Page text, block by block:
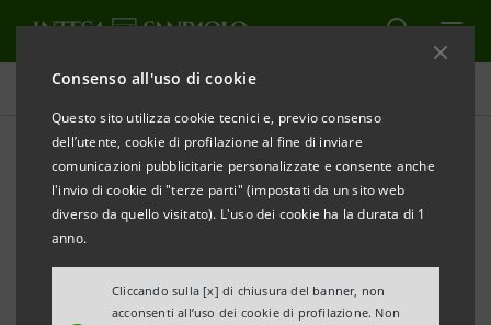
Consenso all'uso di cookie
Questo sito utilizza cookie tecnici e, previo consenso
dell’utente, cookie di profilazione al fine di inviare
comunicazioni pubblicitarie personalizzate e consente anche
l'invio di cookie di "terze parti" (impostati da un sito web
diverso da quello visitato). L'uso dei cookie ha la durata di 1
anno.
Cliccando sulla [x] di chiusura del banner, non
acconsenti all’uso dei cookie di profilazione. Non
Comunicati stampa
STAMPA AGGIORNA
GRUPPO INTESA SANPAOLO: OPERATIVA LEASINT
SPA, NATA DALL’UNIONE DI INTESA LEASING SPA E
SANPAOLO LEASINT SPA